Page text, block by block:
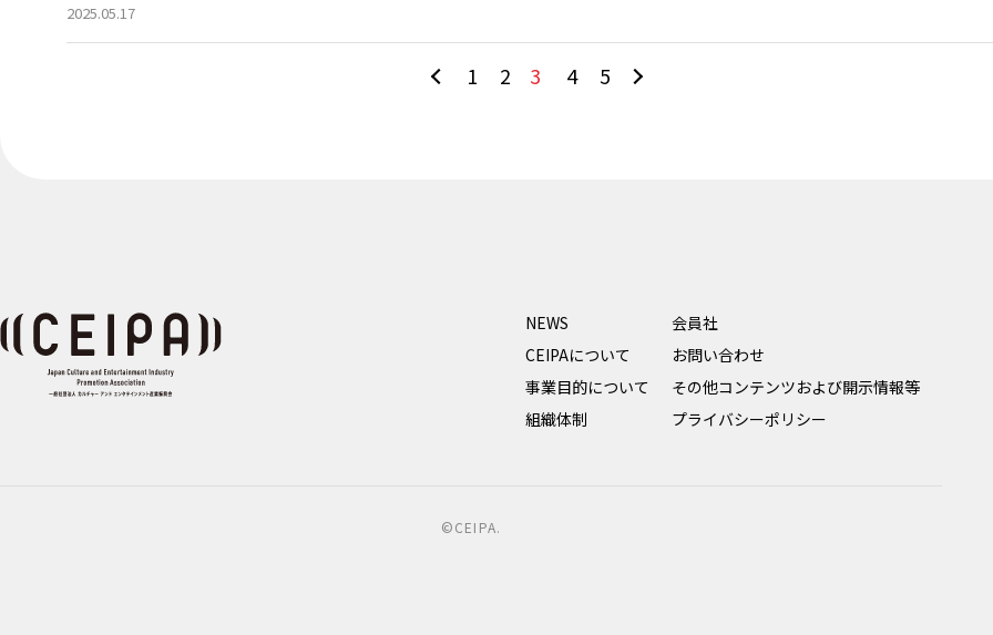
2025.05.17
1 2 3 4 5
NEWS
CEIPAについて
事業目的について
組織体制
会員社
お問い合わせ
その他コンテンツおよび開示情報等
プライバシーポリシー
©CEIPA.